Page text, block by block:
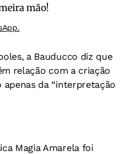
mão!
a Bauducco diz que
relação com a criação
da “interpretação
Magia Amarela foi